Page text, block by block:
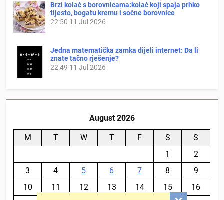
Brzi kolač s borovnicama:kolač koji spaja prhko
tijesto, bogatu kremu i sočne borovnice
22:50 11 Jul 2026
Jedna matematička zamka dijeli internet: Da li
znate tačno rješenje?
22:49 11 Jul 2026
August 2026
M T W T F S
S
1
2
3
4 5 6 7 8
9
10
11 12 13 14 15
16